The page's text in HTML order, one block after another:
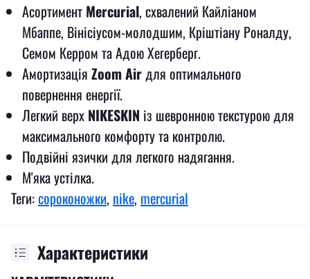
Асортимент Mercurial, схвалений Кайліаном
Мбаппе, Вінісіусом-молодшим, Кріштіану Роналду,
Семом Керром та Адою Хегерберг.
Амортизація Zoom Airдля оптимального
повернення енергії.
Легкий верх NIKESKIN із шевронною текстурою для
максимального комфорту та контролю.
Подвійні язички для легкого надягання.
М'яка устілка.
Теги:сороконожки, nike, mercurial
Характеристики